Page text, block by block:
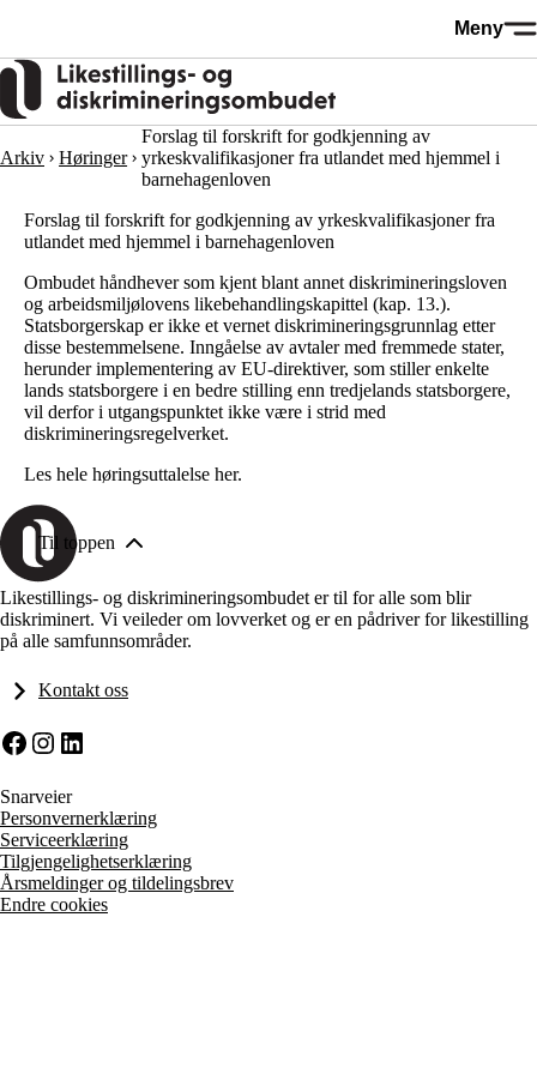
Meny
Arkiv Høringer
Forslag til forskrift for godkjenning av
yrkeskvalifikasjoner fra utlandet med hjemmel i
barnehagenloven
Forslag til forskrift for godkjenning av yrkeskvalifikasjoner fra
utlandet med hjemmel i barnehagenloven
Ombudet håndhever som kjent blant annet diskrimineringsloven
og arbeidsmiljølovens likebehandlingskapittel (kap. 13.).
Statsborgerskap er ikke et vernet diskrimineringsgrunnlag etter
disse bestemmelsene. Inngåelse av avtaler med fremmede stater,
herunder implementering av EU-direktiver, som stiller enkelte
lands statsborgere i en bedre stilling enn tredjelands statsborgere,
vil derfor i utgangspunktet ikke være i strid med
diskrimineringsregelverket.
Les hele høringsuttalelse her.
Til toppen
Likestillings- og diskrimineringsombudet er til for alle som blir
diskriminert. Vi veileder om lovverket og er en pådriver for likestilling
på alle samfunnsområder.
Kontakt oss
Facebook
Instagram
LinkedIn
Snarveier
Personvernerklæring
Serviceerklæring
Tilgjengelighetserklæring
Årsmeldinger og tildelingsbrev
Endre cookies